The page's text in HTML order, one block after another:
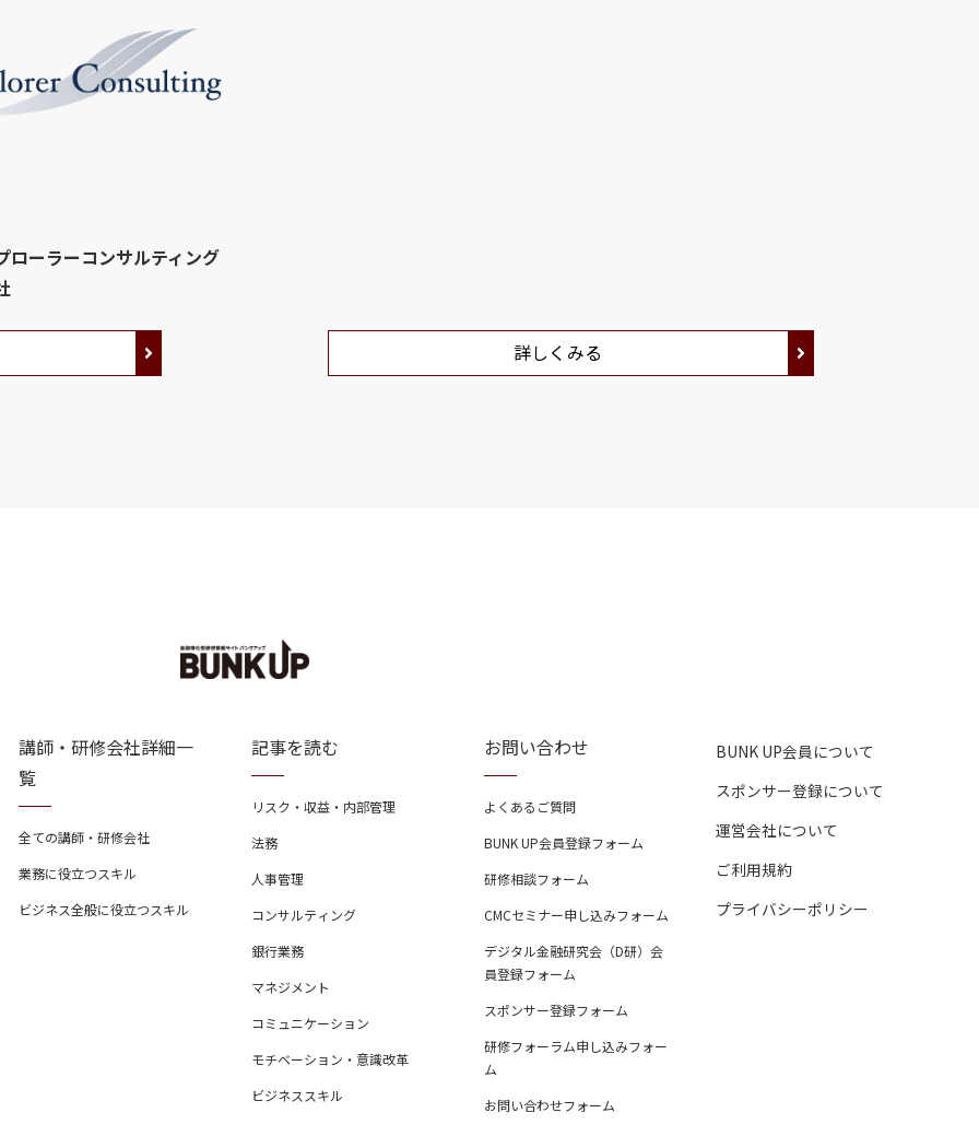
ローラーコンサルティング
詳しくみる
講師・研修会社詳細一
覧
全ての講師・研修会社
業務に役立つスキル
ビジネス全般に役立つスキル
記事を読む
リスク・収益・内部管理
法務
人事管理
コンサルティング
銀行業務
マネジメント
コミュニケーション
モチベーション・意識改革
ビジネススキル
お問い合わせ
よくあるご質問
BUNK UP会員登録フォーム
研修相談フォーム
CMCセミナー申し込みフォーム
デジタル金融研究会（D研）会
員登録フォーム
スポンサー登録フォーム
研修フォーラム申し込みフォー
ム
お問い合わせフォーム
BUNK UP会員について
スポンサー登録について
運営会社について
ご利用規約
プライバシーポリシー